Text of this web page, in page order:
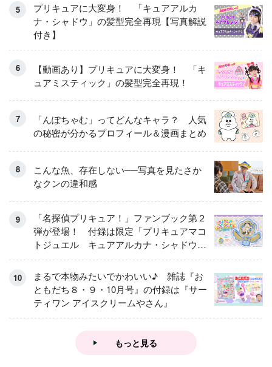
プリキュアに大変身！ 「キュアアルカ
ナ・シャドウ」の髪型完全再現【写真解説
付き】
【動画あり】プリキュアに大変身！ 「キ
ュアミスティック」の髪型完全再現！
「んぽちゃむ」ってどんなキャラ？ 人気
の秘密が分かるプロフィール＆漫画まとめ
こんな魚、存在しない──写真を見たさか
なクンの違和感
「名探偵プリキュア！」ファンブック第２
弾が登場！ 付録は限定「プリキュアマコ
トジュエル キュアアルカナ・シャドウ
アイスver.」 キュアエクレールを大特
集！
まるで本物みたいでかわいい♪ 雑誌『お
ともだち８・９・10月号』の付録は『サー
ティワン アイスクリームやさん』
もっと見る